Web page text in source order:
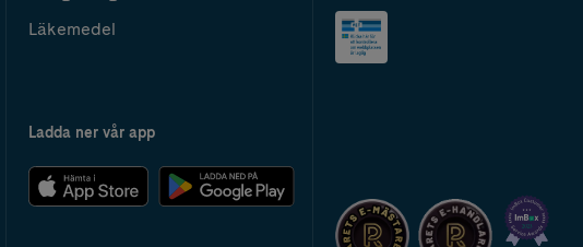
Läkemedel
Ladda ner vår app